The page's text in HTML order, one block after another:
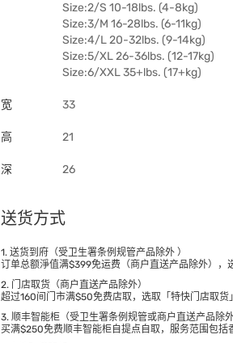
Size:2/S 10-18lbs. (4-8kg)
Size:3/M 16-28lbs. (6-11kg)
Size:4/L 20-32lbs. (9-14kg)
Size:5/XL 26-36lbs. (12-17kg)
Size:6/XXL 35+lbs. (17+kg)
宽 33
高 21
深 26
送货方式
1. 送货到府（受卫生署条例规管产品除外 ）
订单总额淨值满$399免运费（商户直送产品除外），
2. 门店取货（商户直送产品除外）
超过160间门市满$50免费店取，选取「特快门店取货
3. 顺丰智能柜（受卫生署条例规管或商户直送产品除外
买满$250免费顺丰智能柜自提点自取，服务范围包括